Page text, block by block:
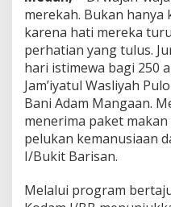
r
e
s
i
a
A
k
o
merekah. Bukan
karena hati mereka
perhatian yang tulus.
hari istimewa bagi 250
Jam’iyatul Wasliyah
Bani Adam Mangaan.
menerima paket
pelukan kemanusiaan
I/Bukit Barisan.
Melalui program